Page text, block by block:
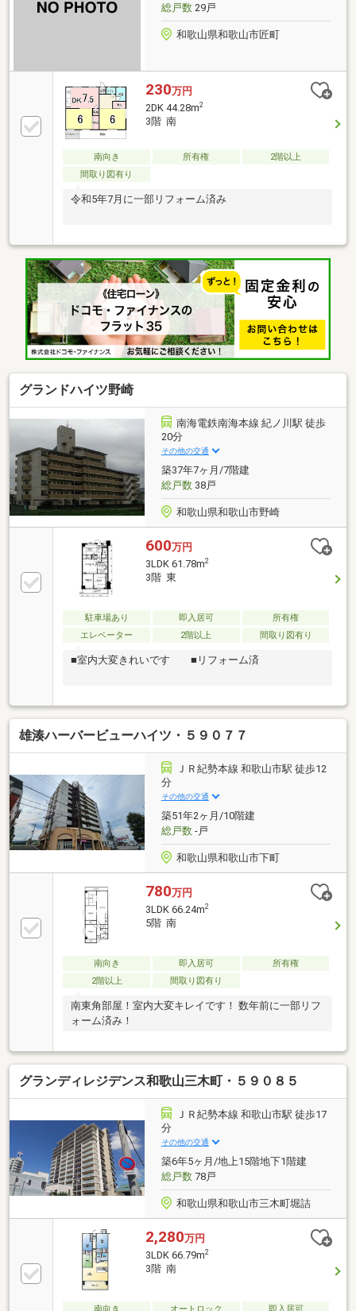
総戸数29戸
和歌山県和歌山市匠町
230万円
2DK 44.28m2
3階 南
南向き 所有権
2階以上
間取り図有り
令和5年7月に一部リフォーム済み
グランドハイツ野崎
南海電鉄南海本線 紀ノ川駅 徒歩
20分
その他の交通
築37年7ヶ月/7階建
総戸数38戸
和歌山県和歌山市野崎
600万円
3LDK 61.78m2
3階 東
駐車場あり 即入居可
所有権
エレベーター
2階以上 間取り図有り
■室内大変きれいです ■リフォーム済
雄湊ハーバービューハイツ・５９０７７
ＪＲ紀勢本線 和歌山市駅 徒歩12
分
その他の交通
築51年2ヶ月/10階建
総戸数-戸
和歌山県和歌山市下町
780万円
3LDK 66.24m2
5階 南
南向き 即入居可
所有権
2階以上
間取り図有り
南東角部屋！室内大変キレイです！ 数年前に一部リフ
ォーム済み！
グランディレジデンス和歌山三木町・５９０８５
ＪＲ紀勢本線 和歌山市駅 徒歩17
分
その他の交通
築6年5ヶ月/地上15階地下1階建
総戸数78戸
和歌山県和歌山市三木町堀詰
2,280万円
3LDK 66.79m2
3階 南